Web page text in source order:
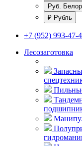
Руб.
₽ Рубль
+7 (952) 993-47-
Лесозаготовка